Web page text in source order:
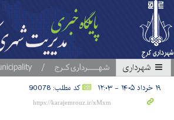
شهرداری
۱۹ خرداد ۱۴۰۵ - ۱۲:۰۳ کد مطلب: 90078